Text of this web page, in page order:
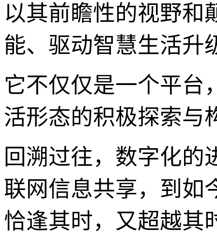
以其前瞻性的视野和
能、驱动智慧生活升
它不仅仅是一个平台
活形态的积极探索与
回溯过往，数字化的
联网信息共享，到如
恰逢其时，又超越其